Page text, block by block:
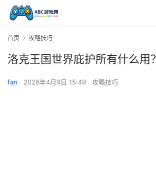
首页 攻略技巧
洛克王国世界庇护所有什么用？
fan 2026年4月9日 15:49 攻略技巧